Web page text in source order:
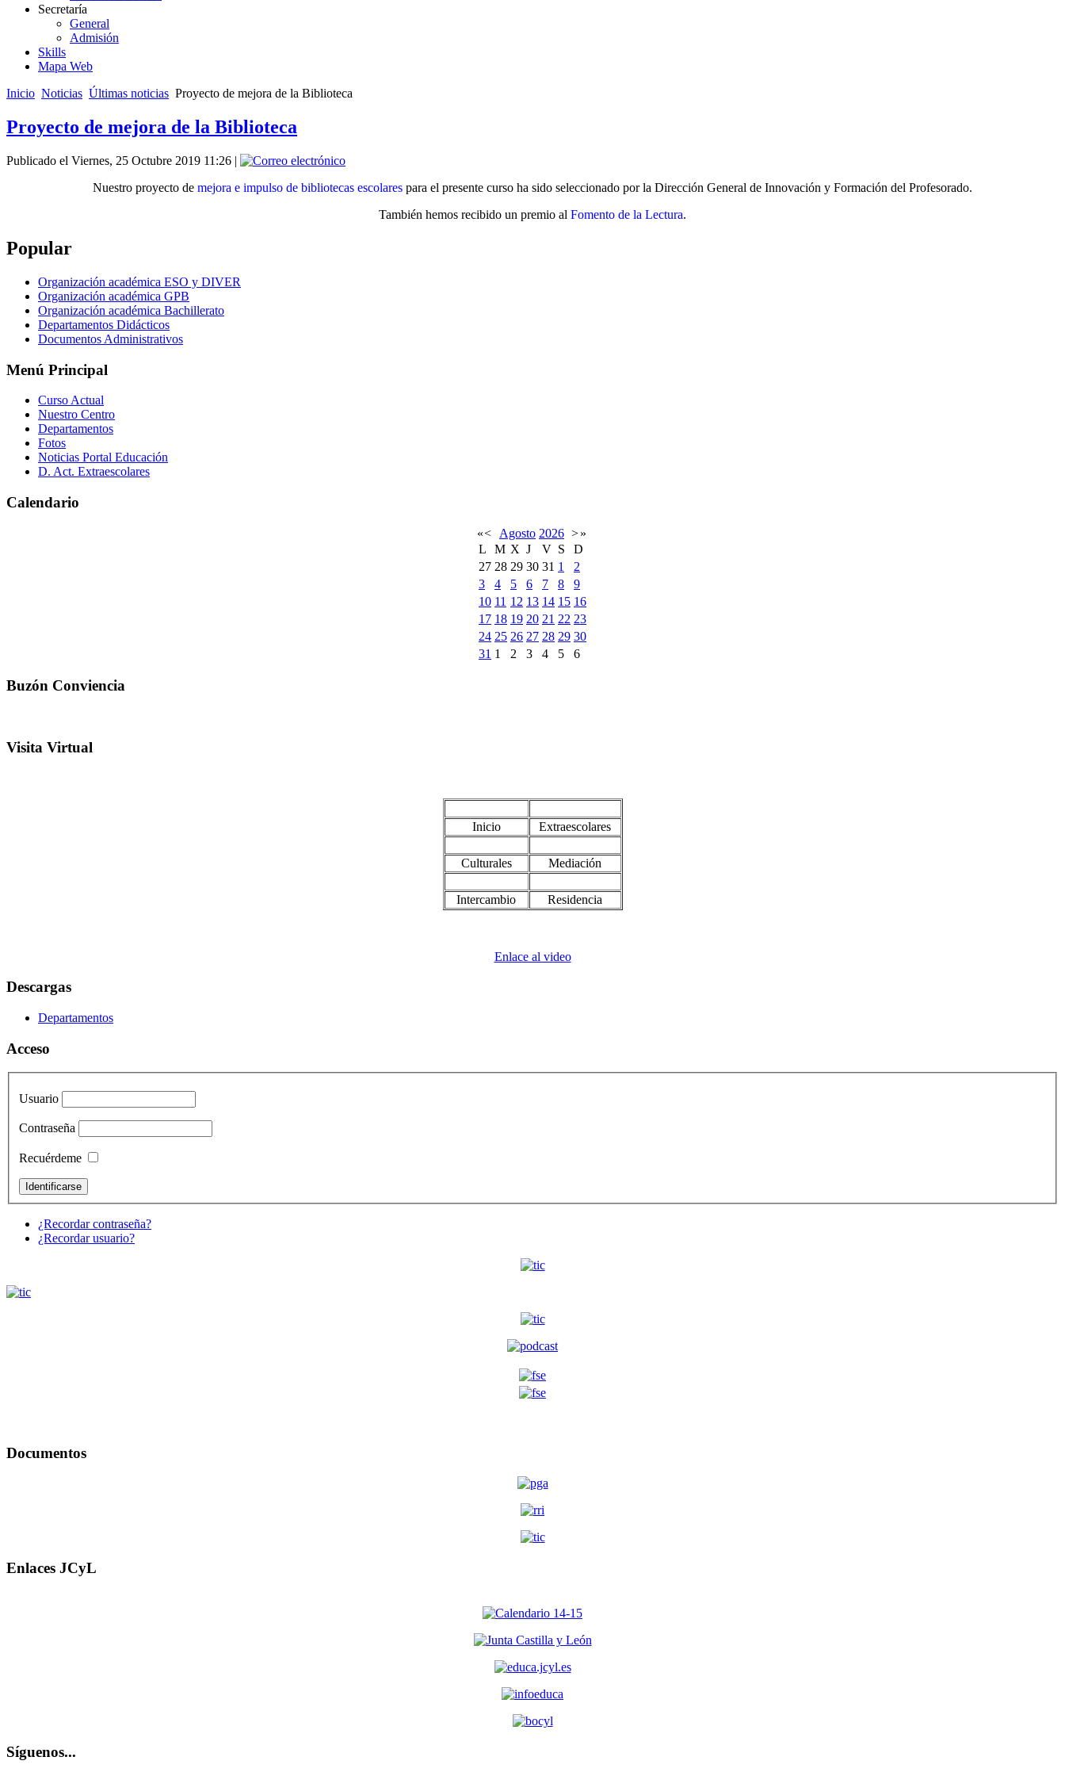
Secretaría
General
Admisión
Skills
Mapa Web
Inicio Noticias Últimas noticias Proyecto de mejora de la Biblioteca
Proyecto de mejora de la Biblioteca
Publicado el Viernes, 25 Octubre 2019 11:26 |
Nuestro proyecto de mejora e impulso de bibliotecas escolares para el presente curso ha sido seleccionado por la Dirección General de Innovación y Formación del Profesorado.
También hemos recibido un premio al Fomento de la Lectura.
Popular
Organización académica ESO y DIVER
Organización académica GPB
Organización académica Bachillerato
Departamentos Didácticos
Documentos Administrativos
Menú Principal
Curso Actual
Nuestro Centro
Departamentos
Fotos
Noticias Portal Educación
D. Act. Extraescolares
Calendario
«< Agosto 2026 >»
L
M X J V S
D
27 28 29 30 31 1
2
3
4 5 6 7 8
9
10 11 12 13 14 15 16
17 18 19 20 21 22 23
24 25 26 27 28 29 30
31 1 2 3 4 5 6
Buzón Conviencia
Visita Virtual
Inicio Extraescolares
Culturales Mediación
Intercambio Residencia
Enlace al video
Descargas
Departamentos
Acceso
Usuario
Contraseña
Recuérdeme
¿Recordar contraseña?
¿Recordar usuario?
Documentos
Enlaces JCyL
Síguenos...